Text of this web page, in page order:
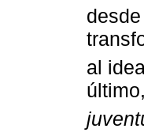
desde
al